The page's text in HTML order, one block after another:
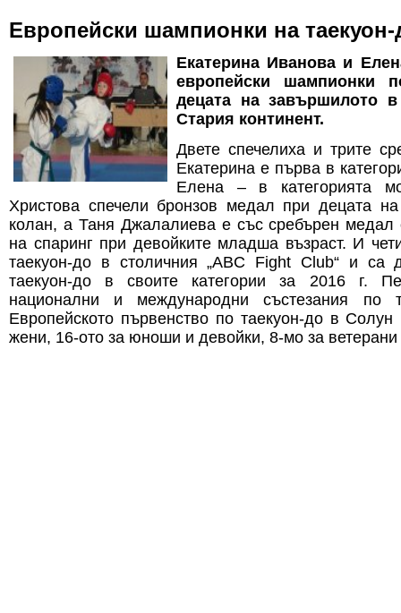
Европейски шампионки на
Екатерина Иванова и
европейски шампионки
децата на завършилото
Стария континент.
Двете спечелиха и трите
Екатерина е първа в
Елена – в категорията
Христова спечели бронзов медал при децата
колан, а Таня Джалалиева е със сребърен медал
на спаринг при девойките младша възраст. И
таекуон-до в столичния „ABC Fight Club“ и са
таекуон-до в своите категории за 2016 г.
национални и международни състезания по
Европейското първенство по таекуон-до в
жени, 16-ото за юноши и девойки, 8-мо за ветерани